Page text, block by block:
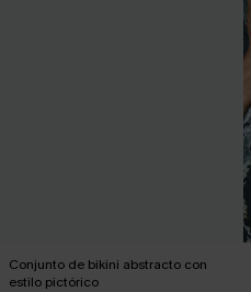
Conjunto de bikini abstracto con
estilo pictórico